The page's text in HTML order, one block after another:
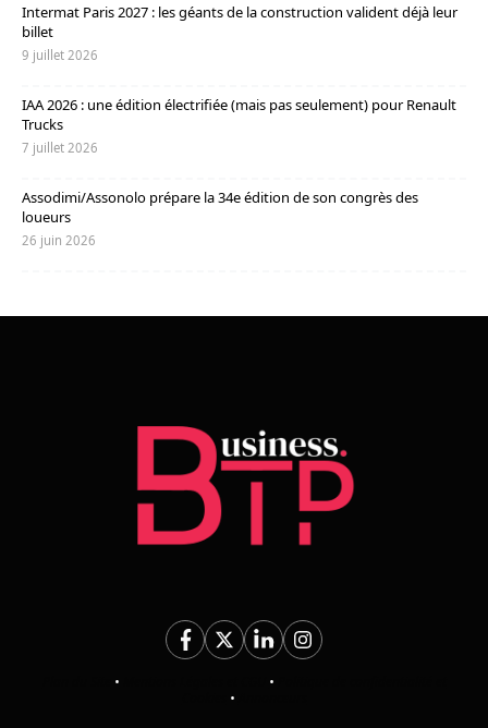
Intermat Paris 2027 : les géants de la construction valident déjà leur
billet
9 juillet 2026
IAA 2026 : une édition électrifiée (mais pas seulement) pour Renault
Trucks
7 juillet 2026
Assodimi/Assonolo prépare la 34e édition de son congrès des
loueurs
26 juin 2026
• •
•